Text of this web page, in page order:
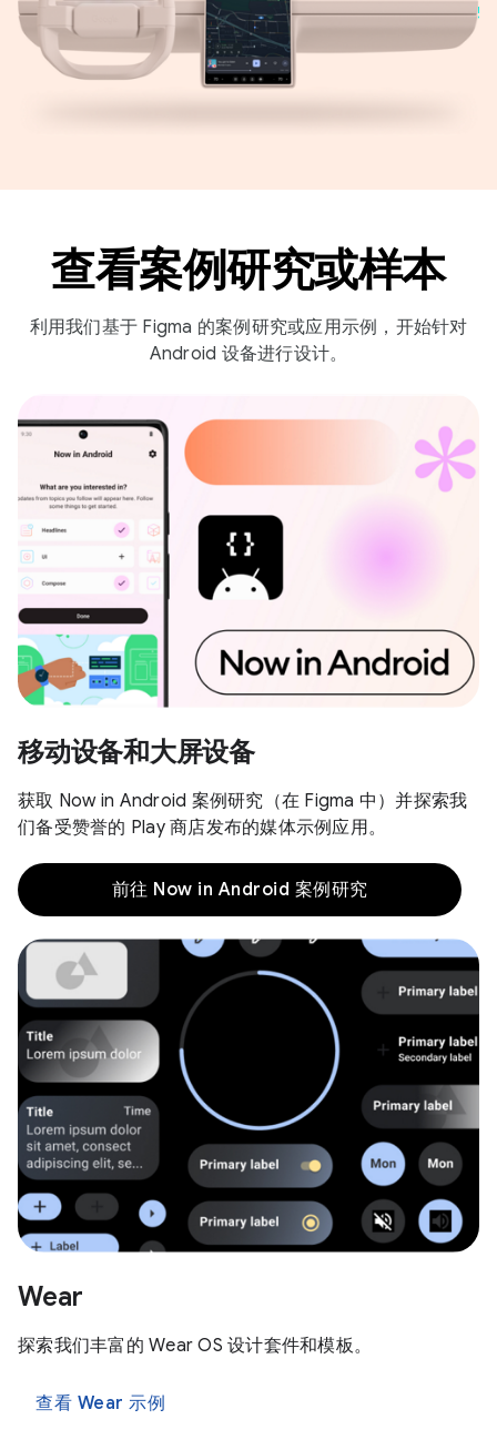
查看案例研究或样本
利用我们基于 Figma 的案例研究或应用示例，开始针对
Android 设备进行设计。
移动设备和大屏设备
获取 Now in Android 案例研究（在 Figma 中）并探索我
们备受赞誉的 Play 商店发布的媒体示例应用。
前往 Now in Android 案例研究
Wear
探索我们丰富的 Wear OS 设计套件和模板。
查看 Wear 示例